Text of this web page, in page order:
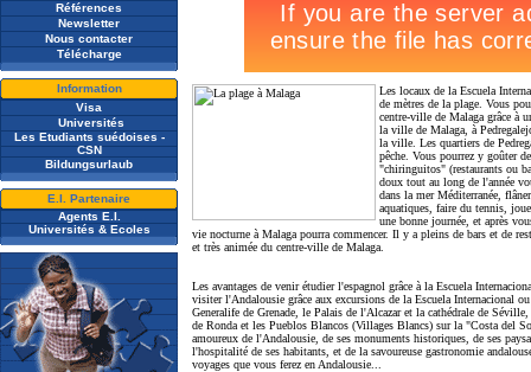
Références
Newsletter
Nous contacter
Télécharge
Information
Visa
Universités
Les Etudiants suédoises -
CSN
Bildungsurlaub
E.I. Partenaire
Agents E.I.
Universités & Ecoles
Les locaux de la Escuela
de mètres de la plage. Vous
centre-ville de Malaga grâce à
la ville de Malaga, à
la ville. Les quartiers de
pêche. Vous pourrez y goûter
"chiringuitos" (restaurants ou
doux tout au long de l'année
dans la mer Méditerranée,
aquatiques, faire du tennis,
une bonne journée, et après
vie nocturne à Malaga pourra commencer. Il y a pleins de bars et de
et très animée du centre-ville de Malaga.
Les avantages de venir étudier l'espagnol grâce à la Escuela
visiter l'Andalousie grâce aux excursions de la Escuela Internacional
Generalife de Grenade, le Palais de l'Alcazar et la cathédrale de
de Ronda et les Pueblos Blancos (Villages Blancs) sur la "Costa del
amoureux de l'Andalousie, de ses monuments historiques, de ses
l'hospitalité de ses habitants, et de la savoureuse gastronomie
voyages que vous ferez en Andalousie...